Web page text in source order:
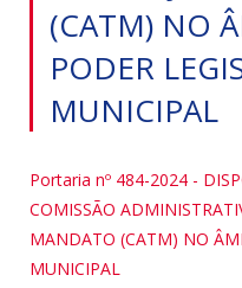
(CATM) NO
PODER
MUNICIPAL
Portaria nº 484-2024 -
COMISSÃO
MANDATO (CATM) NO
MUNICIPAL